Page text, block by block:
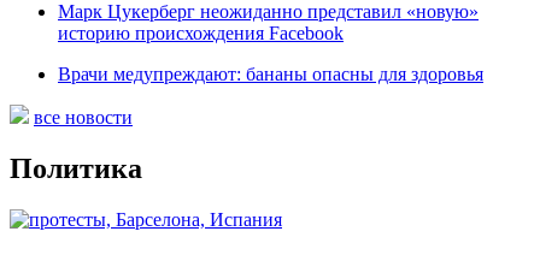
Марк Цукерберг неожиданно представил «новую»
историю происхождения Facebook
Врачи медупреждают: бананы опасны для здоровья
все новости
Политика